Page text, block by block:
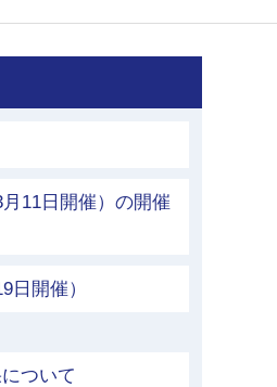
11日開催）の開催
開催）
ついて